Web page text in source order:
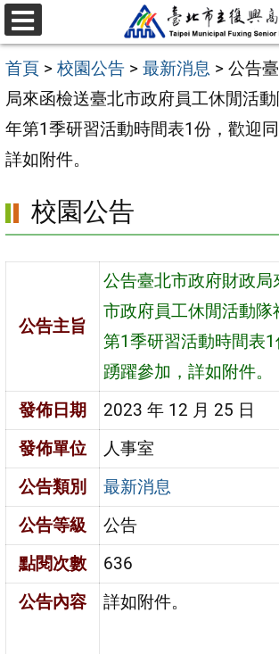
跳
至
主
要
內
容
選
單
首頁 > 校園公告 > 最新消息 > 公告
局來函檢送臺北市政府員工休閒活
年第1季研習活動時間表1份，歡迎
詳如附件。
校園公告
公告主旨
公告臺北市政府財政局
市政府員工休閒活動
第1季研習活動時間表
踴躍參加，詳如附件。
發佈日期
2023 年 12 月 25 日
發佈單位
人事室
公告類別
最新消息
公告等級
公告
點閱次數
636
公告內容
詳如附件。